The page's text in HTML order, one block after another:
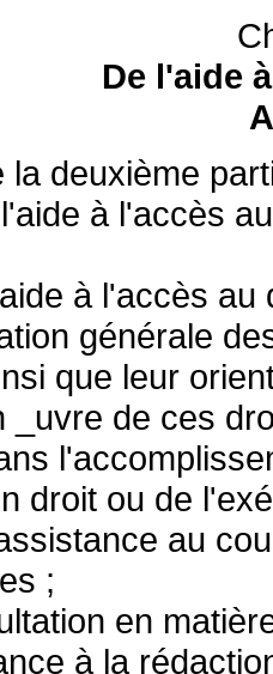
De l'aide
la deuxième
à l'accès
à l'accès au
générale
que leur
_uvre de ces
droit ou de
au
;
en
à la